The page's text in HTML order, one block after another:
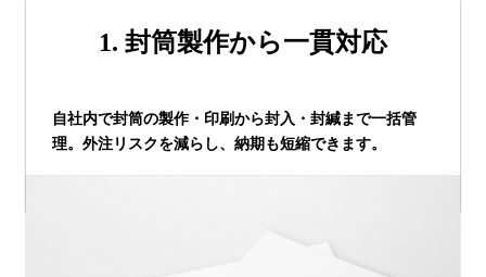
1. 封筒製作から一貫対応
自社内で封筒の製作・印刷から封入・封緘まで一括管
理。外注リスクを減らし、納期も短縮できます。